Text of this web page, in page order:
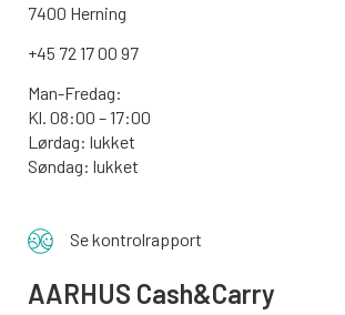
7400 Herning
+45 72 17 00 97
Man-Fredag:
Kl. 08:00 – 17:00
Lørdag: lukket
Søndag: lukket
Se kontrolrapport
AARHUS Cash&Carry